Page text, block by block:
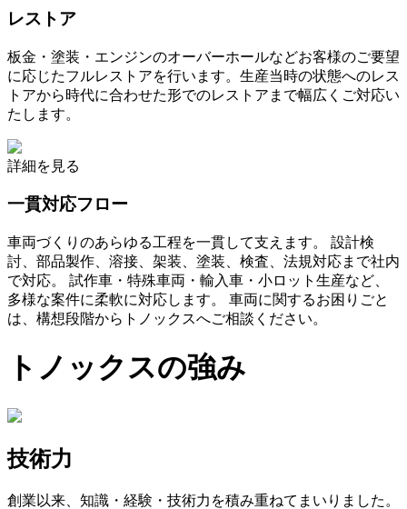
レストア
板金・塗装・エンジンのオーバーホールなどお客様のご要望
に応じたフルレストアを行います。生産当時の状態へのレス
トアから時代に合わせた形でのレストアまで幅広くご対応い
たします。
詳細を見る
一貫対応フロー
車両づくりのあらゆる工程を一貫して支えます。 設計検
討、部品製作、溶接、架装、塗装、検査、法規対応まで社内
で対応。 試作車・特殊車両・輸入車・小ロット生産など、
多様な案件に柔軟に対応します。 車両に関するお困りごと
は、構想段階からトノックスへご相談ください。
トノックスの強み
技術力
創業以来、知識・経験・技術力を積み重ねてまいりました。